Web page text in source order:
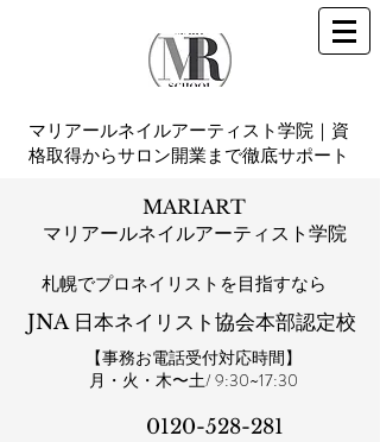
マリアールネイルアーティスト学院｜資
格取得からサロン開業まで徹底サポート
MARIART
マリアールネイルアーティスト学院
札幌​でプロネイリストを目指すなら
JNA 日本ネイリスト協会本部認定校
【事務お電話受付対応時間】
​月・火・木〜土/ 9:30~17:30
0120-528-281​